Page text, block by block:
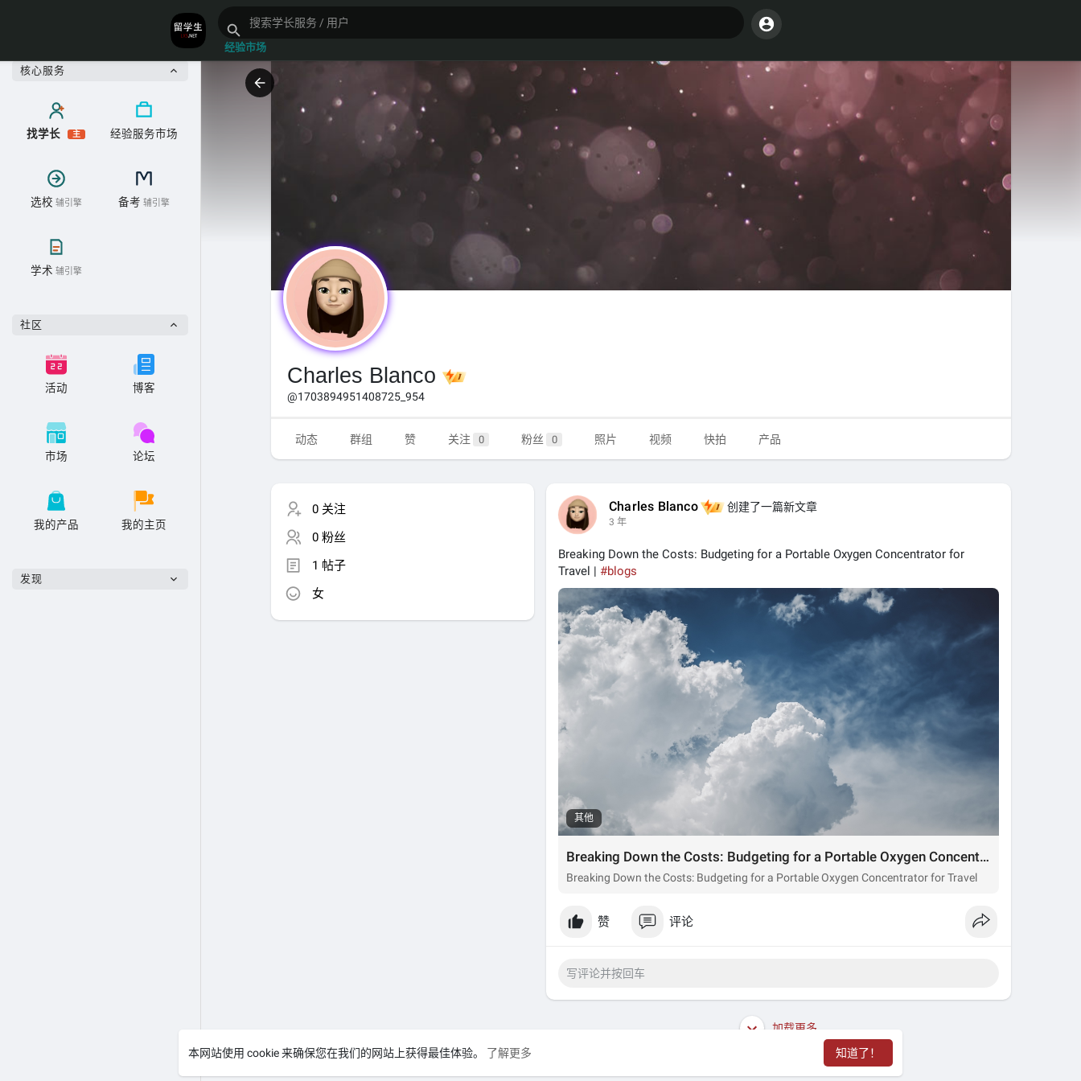
本网站使用 cookie 来确保您在我们的网站上获得最佳体验。 了解更多 知道了！
经验市场
核心服务
找学长 主 经验服务市场
选校 辅引擎 备考辅引擎
学术 辅引擎
社区
活动 博客
市场 论坛
我的产品 我的主页
发现
Charles Blanco
@1703894951408725_954
动态 群组 赞 关注 0 粉丝 0 照片 视频 快拍 产品
0 关注
0 粉丝
1 帖子
女
Charles Blanco 创建了一篇新文章
3 年
Breaking Down the Costs: Budgeting for a Portable Oxygen Concentrator for
Travel | #blogs
其他
Breaking Down the Costs: Budgeting for a Portable Oxygen Concentrator for Travel
Breaking Down the Costs: Budgeting for a Portable Oxygen Concentrator for Travel
赞 评论
加载更多